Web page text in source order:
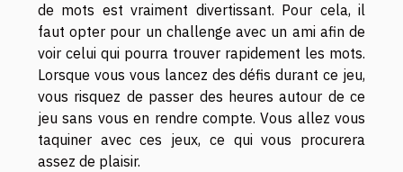
de mots est vraiment divertissant. Pour cela, il
faut opter pour un challenge avec un ami afin de
voir celui qui pourra trouver rapidement les mots.
Lorsque vous vous lancez des défis durant ce jeu,
vous risquez de passer des heures autour de ce
jeu sans vous en rendre compte. Vous allez vous
taquiner avec ces jeux, ce qui vous procurera
assez de plaisir.